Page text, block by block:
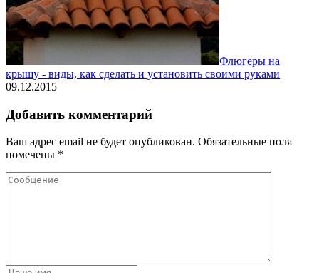
Флюгеры на
крышу - виды, как сделать и установить своими руками
09.12.2015
Добавить комментарий
Ваш адрес email не будет опубликован. Обязательные поля
помечены *